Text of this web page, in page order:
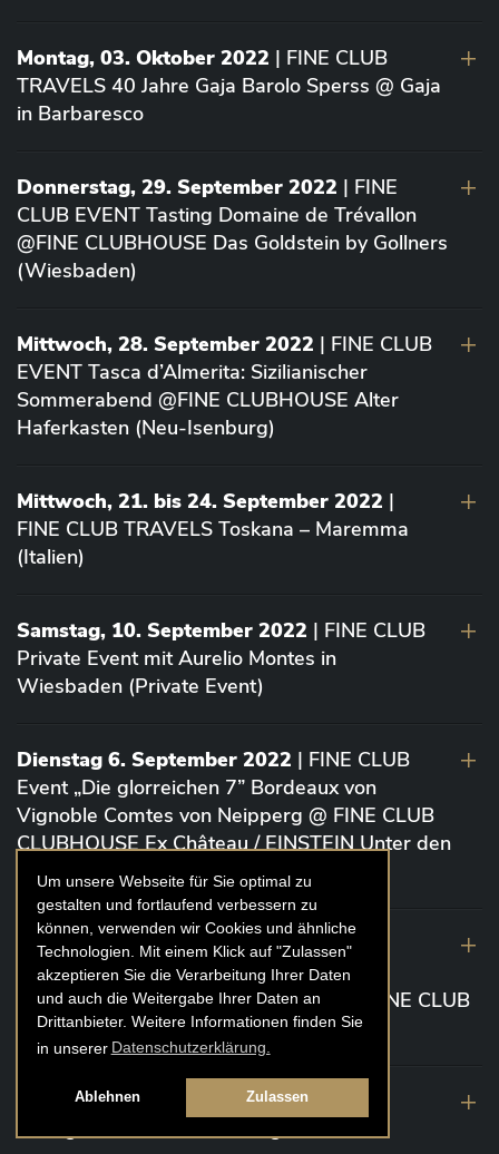
Um unsere Webseite für Sie optimal zu
gestalten und fortlaufend verbessern zu
können, verwenden wir Cookies und ähnliche
Technologien. Mit einem Klick auf "Zulassen"
akzeptieren Sie die Verarbeitung Ihrer Daten
und auch die Weitergabe Ihrer Daten an
Drittanbieter. Weitere Informationen finden Sie
in unserer Datenschutzerklärung.
Ablehnen Zulassen
Montag, 03. Oktober 2022 | FINE CLUB
TRAVELS 40 Jahre Gaja Barolo Sperss @ Gaja
in Barbaresco
Donnerstag, 29. September 2022 | FINE
CLUB EVENT Tasting Domaine de Trévallon
@FINE CLUBHOUSE Das Goldstein by Gollners
(Wiesbaden)
Mittwoch, 28. September 2022 | FINE CLUB
EVENT Tasca d’Almerita: Sizilianischer
Sommerabend @FINE CLUBHOUSE Alter
Haferkasten (Neu-Isenburg)
Mittwoch, 21. bis 24. September 2022 |
FINE CLUB TRAVELS Toskana – Maremma
(Italien)
Samstag, 10. September 2022 | FINE CLUB
Private Event mit Aurelio Montes in
Wiesbaden (Private Event)
Dienstag 6. September 2022 | FINE CLUB
Event „Die glorreichen 7” Bordeaux von
Vignoble Comtes von Neipperg @ FINE CLUB
CLUBHOUSE Ex Château / EINSTEIN Unter den
Linden (Berlin)
19. August 2022| FINE CLUB Academy
Caviar „Die glorreichen 7“ Riesling Große
Gewächse von der Mosel aus 2020 @ FINE CLUB
Clubhouse Prunier Cologne (Köln)
29. Juli 2022
| Weinbergwanderung
Weingüter Geheimrat J. Wegeler